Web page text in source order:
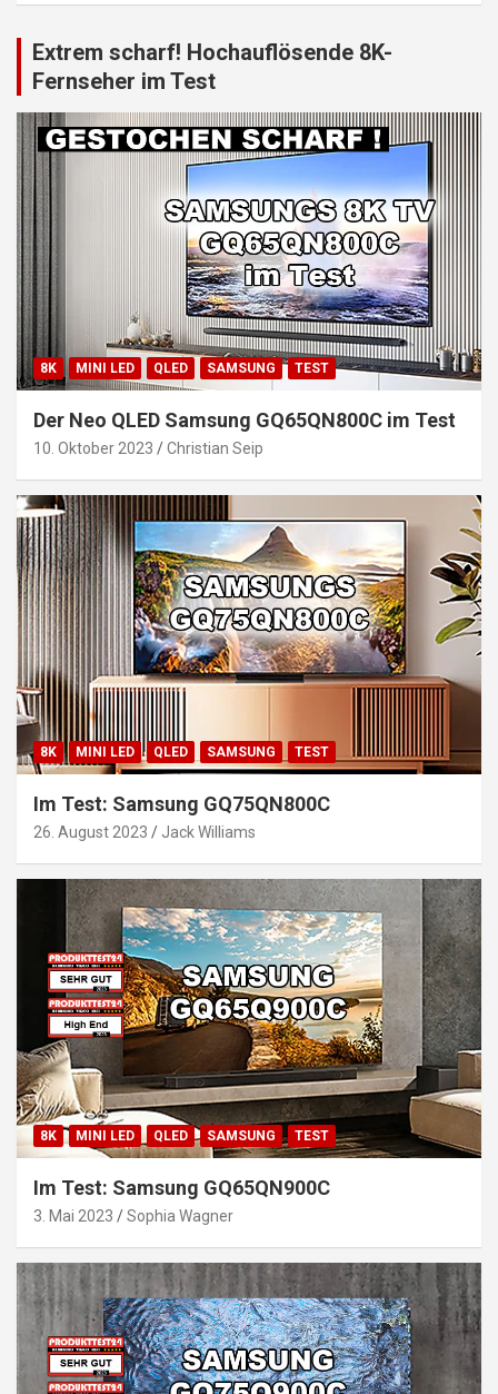
Extrem scharf! Hochauflösende 8K-
Fernseher im Test
8K MINI LED QLED SAMSUNG TEST
Der Neo QLED Samsung GQ65QN800C im Test
10. Oktober 2023 Christian Seip
8K MINI LED QLED SAMSUNG TEST
Im Test: Samsung GQ75QN800C
26. August 2023 Jack Williams
8K MINI LED QLED SAMSUNG TEST
Im Test: Samsung GQ65QN900C
3. Mai 2023 Sophia Wagner